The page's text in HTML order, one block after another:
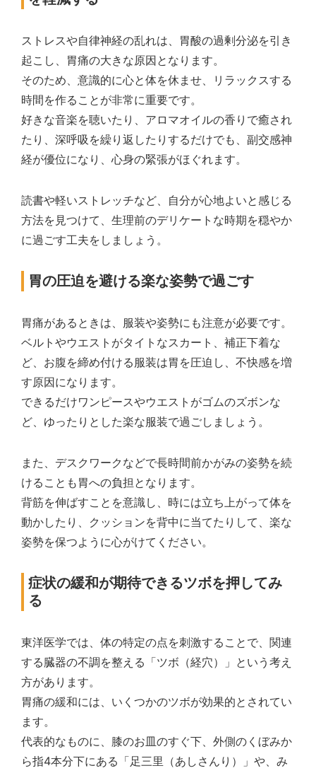
ストレスや自律神経の乱れは、胃酸の過剰分泌を引き
起こし、胃痛の大きな原因となります。
そのため、意識的に心と体を休ませ、リラックスする
時間を作ることが非常に重要です。
好きな音楽を聴いたり、アロマオイルの香りで癒され
たり、深呼吸を繰り返したりするだけでも、副交感神
経が優位になり、心身の緊張がほぐれます。
読書や軽いストレッチなど、自分が心地よいと感じる
方法を見つけて、生理前のデリケートな時期を穏やか
に過ごす工夫をしましょう。
胃の圧迫を避ける楽な姿勢で過ごす
胃痛があるときは、服装や姿勢にも注意が必要です。
ベルトやウエストがタイトなスカート、補正下着な
ど、お腹を締め付ける服装は胃を圧迫し、不快感を増
す原因になります。
できるだけワンピースやウエストがゴムのズボンな
ど、ゆったりとした楽な服装で過ごしましょう。
また、デスクワークなどで長時間前かがみの姿勢を続
けることも胃への負担となります。
背筋を伸ばすことを意識し、時には立ち上がって体を
動かしたり、クッションを背中に当てたりして、楽な
姿勢を保つように心がけてください。
症状の緩和が期待できるツボを押してみ
る
東洋医学では、体の特定の点を刺激することで、関連
する臓器の不調を整える「ツボ（経穴）」という考え
方があります。
胃痛の緩和には、いくつかのツボが効果的とされてい
ます。
代表的なものに、膝のお皿のすぐ下、外側のくぼみか
ら指4本分下にある「足三里（あしさんり）」や、み